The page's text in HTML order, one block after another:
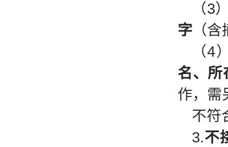
（3
字 （
（4
名、所
作，需
不符
3.不